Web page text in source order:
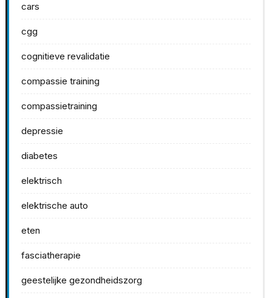
cars
cgg
cognitieve revalidatie
compassie training
compassietraining
depressie
diabetes
elektrisch
elektrische auto
eten
fasciatherapie
geestelijke gezondheidszorg